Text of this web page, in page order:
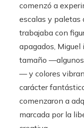
comenzó a
escalas y paletas
trabajaba con
apagados, Miguel
tamaño
— y colores
carácter
comenzaron a
marcada por la